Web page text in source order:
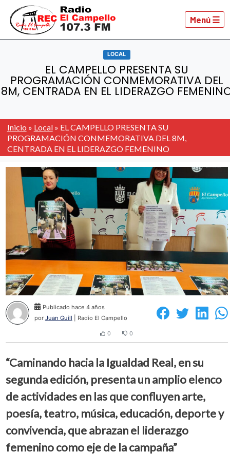
Menú ☰
LOCAL
EL CAMPELLO PRESENTA SU
PROGRAMACIÓN CONMEMORATIVA DEL
8M, CENTRADA EN EL LIDERAZGO
Inicio » Local» EL CAMPELLO PRESENTA SU
PROGRAMACIÓN CONMEMORATIVA DEL 8M,
CENTRADA EN EL LIDERAZGO FEMENINO
Publicado hace 4 años
por Juan Guill | Radio El Campello
0 0
“Caminando hacia la Igualdad Real, en su
segunda edición, presenta un amplio elenco
de actividades en las que confluyen arte,
poesía, teatro, música, educación, deporte y
convivencia, que abrazan el liderazgo
femenino como eje de la campaña”